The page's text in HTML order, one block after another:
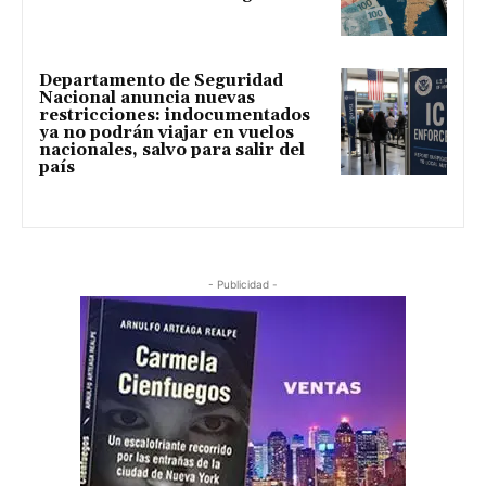
Departamento de Seguridad
Nacional anuncia nuevas
restricciones: indocumentados
ya no podrán viajar en vuelos
nacionales, salvo para salir del
país
- Publicidad -